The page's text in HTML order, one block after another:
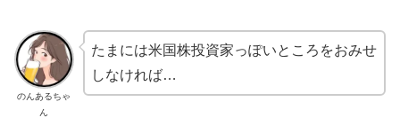
のんあるちゃ
ん
たまには米国株投資家っぽいところをおみせ
しなければ…